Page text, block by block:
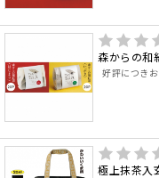
森からの和
好評につき
極上抹茶入